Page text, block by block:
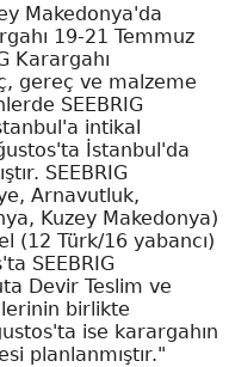
Makedonya'da
19-21 Temmuz
Karargahı
gereç ve malzeme
SEEBRIG
intikal
İstanbul'da
SEEBRIG
Arnavutluk,
Kuzey Makedonya)
(12 Türk/16 yabancı)
SEEBRIG
Devir Teslim ve
birlikte
ise karargahın
planlanmıştır."